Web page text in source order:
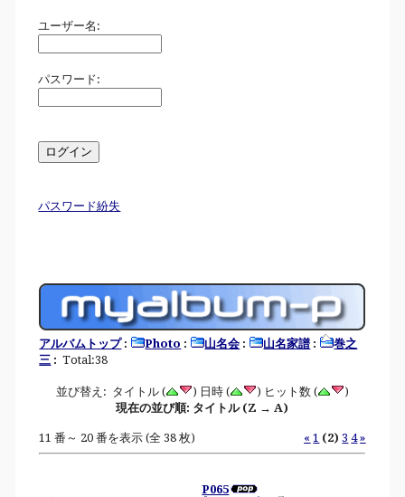
ユーザー名:
パスワード:
パスワード紛失
アルバムトップ: Photo : 山名会 : 山名家譜 :
巻之
三 : Total:38
並び替え: タイトル ( ) 日時 ( ) ヒット数 (
)
現在の並び順: タイトル (Z → A)
11 番～ 20 番を表示 (全 38 枚) « 1 (2) 3 4 »
P065